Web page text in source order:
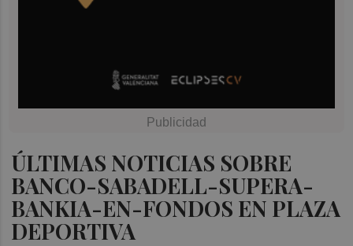
ÚLTIMAS NOTICIAS SOBRE
BANCO-SABADELL-SUPERA-
BANKIA-EN-FONDOS EN PLAZA
DEPORTIVA